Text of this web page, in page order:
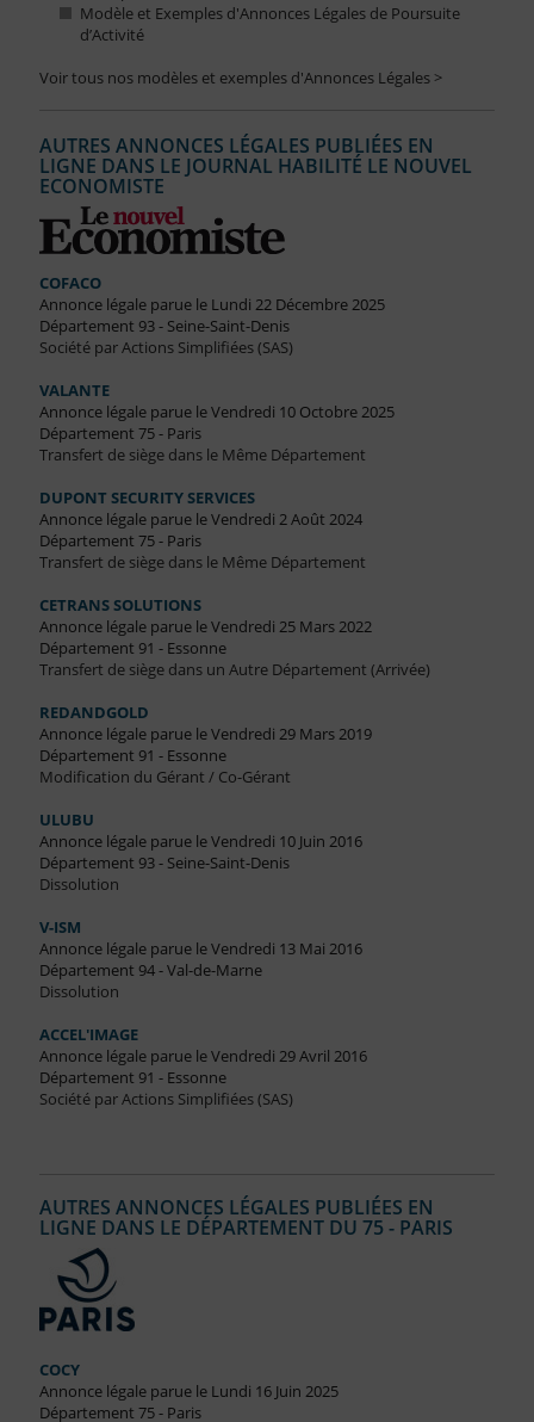
Modèle et Exemples d'Annonces Légales de Poursuite
d’Activité
Voir tous nos modèles et exemples d'Annonces Légales >
AUTRES ANNONCES LÉGALES PUBLIÉES EN
LIGNE DANS LE JOURNAL HABILITÉ LE NOUVEL
ECONOMISTE
COFACO
Annonce légale parue le Lundi 22 Décembre 2025
Département 93 - Seine-Saint-Denis
Société par Actions Simplifiées (SAS)
VALANTE
Annonce légale parue le Vendredi 10 Octobre 2025
Département 75 - Paris
Transfert de siège dans le Même Département
DUPONT SECURITY SERVICES
Annonce légale parue le Vendredi 2 Août 2024
Département 75 - Paris
Transfert de siège dans le Même Département
CETRANS SOLUTIONS
Annonce légale parue le Vendredi 25 Mars 2022
Département 91 - Essonne
Transfert de siège dans un Autre Département (Arrivée)
REDANDGOLD
Annonce légale parue le Vendredi 29 Mars 2019
Département 91 - Essonne
Modification du Gérant / Co-Gérant
ULUBU
Annonce légale parue le Vendredi 10 Juin 2016
Département 93 - Seine-Saint-Denis
Dissolution
V-ISM
Annonce légale parue le Vendredi 13 Mai 2016
Département 94 - Val-de-Marne
Dissolution
ACCEL'IMAGE
Annonce légale parue le Vendredi 29 Avril 2016
Département 91 - Essonne
Société par Actions Simplifiées (SAS)
AUTRES ANNONCES LÉGALES PUBLIÉES EN
LIGNE DANS LE DÉPARTEMENT DU 75 - PARIS
COCY
Annonce légale parue le Lundi 16 Juin 2025
Département 75 - Paris